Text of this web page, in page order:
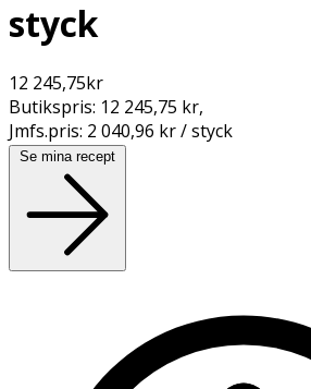
styck
12 245,75kr
Butikspris: 12 245,75 kr,
Jmfs.pris: 2 040,96 kr / styck
Se mina recept